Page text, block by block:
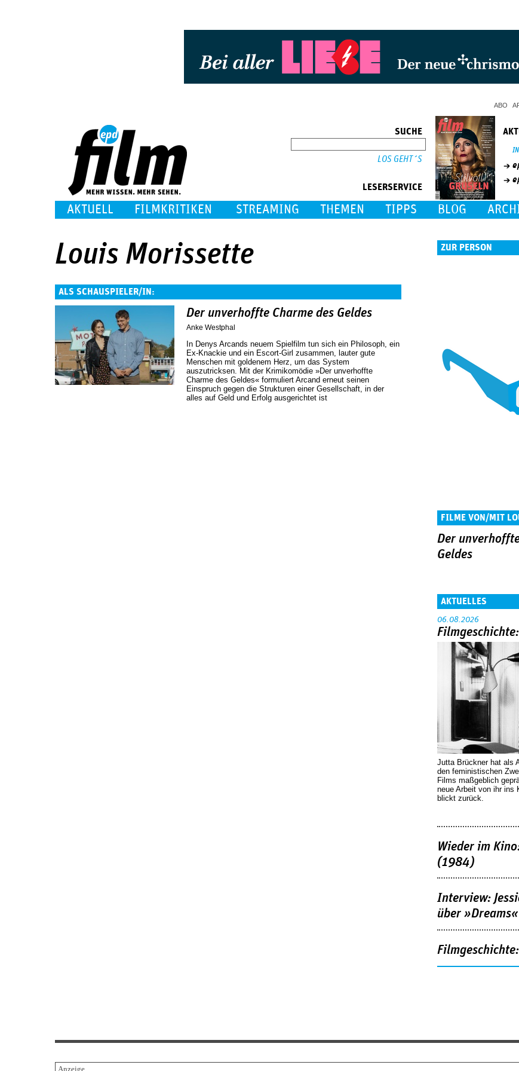
ABO
SUCHE
LESERSERVICE
AKTUELL FILMKRITIKEN STREAMING THEMEN TIPPS BLOG
Louis Morissette
ALS SCHAUSPIELER/IN:
Der unverhoffte Charme des Geldes
Anke Westphal
In Denys Arcands neuem Spielfilm tun sich ein Philosoph, ein
Ex-Knackie und ein Escort-Girl zusammen, lauter gute
Menschen mit goldenem Herz, um das System
auszutricksen. Mit der Krimikomödie »Der unverhoffte
Charme des Geldes« formuliert Arcand erneut seinen
Einspruch gegen die Strukturen einer Gesellschaft, in der
alles auf Geld und Erfolg ausgerichtet ist
ZUR PERSON
FILME VON/MIT
Der
Geldes
AKTUELLES
06.08.2026
Jutta Brückner hat als
den feministischen
Films maßgeblich
neue Arbeit von ihr ins
blickt zurück.
Wieder im
(1984)
Interview:
über »Dreams«